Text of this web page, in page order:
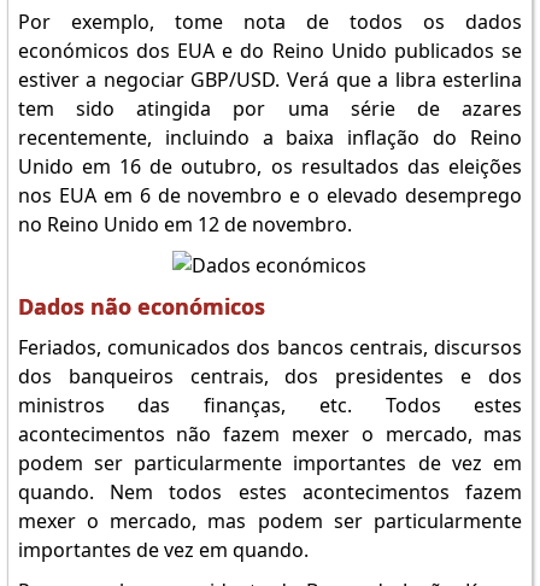
Por exemplo, tome nota de todos os dados
económicos dos EUA e do Reino Unido publicados se
estiver a negociar GBP/USD. Verá que a libra esterlina
tem sido atingida por uma série de azares
recentemente, incluindo a baixa inflação do Reino
Unido em 16 de outubro, os resultados das eleições
nos EUA em 6 de novembro e o elevado desemprego
no Reino Unido em 12 de novembro.
Dados não económicos
Feriados, comunicados dos bancos centrais, discursos
dos banqueiros centrais, dos presidentes e dos
ministros das finanças, etc. Todos estes
acontecimentos não fazem mexer o mercado, mas
podem ser particularmente importantes de vez em
quando. Nem todos estes acontecimentos fazem
mexer o mercado, mas podem ser particularmente
importantes de vez em quando.